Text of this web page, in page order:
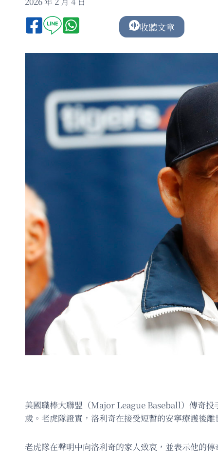
收聽文章
美國職棒大聯盟（Major League Baseball）傳奇
歲。老虎隊證實，洛利奇在接受短暫的安寧療護後
老虎隊在聲明中向洛利奇的家人致哀，並表示他的